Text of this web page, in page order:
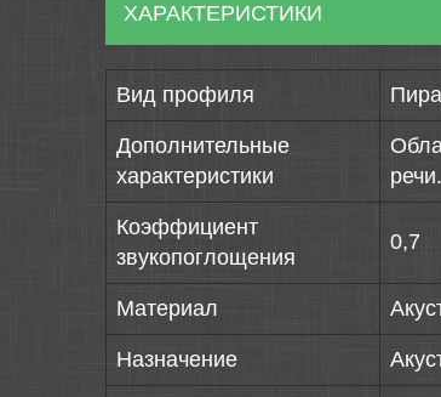
ХАРАКТЕРИСТИКИ
Вид профиля
Дополнительные
характеристики
Коэффициент
звукопоглощения
0,7
Материал
Назначение